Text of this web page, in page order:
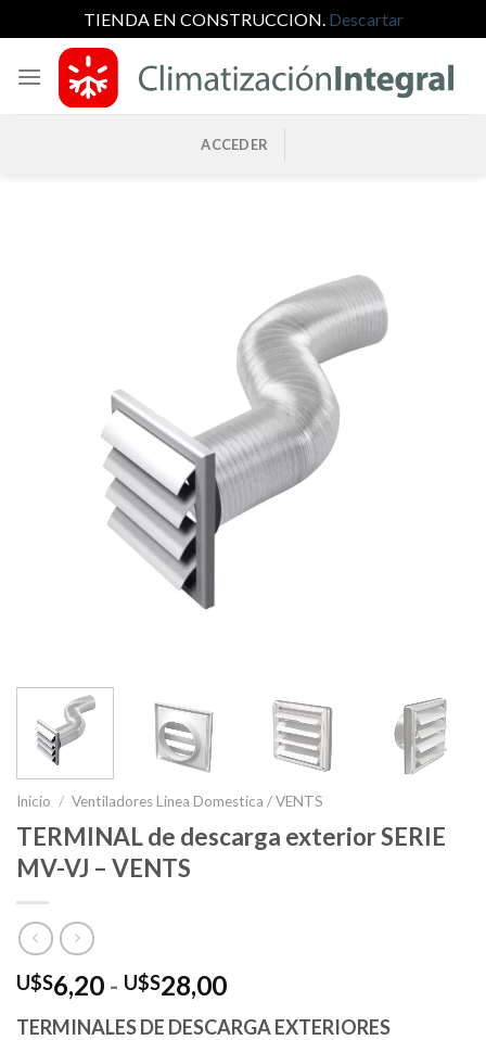
TIENDA EN CONSTRUCCION. Descartar
contenido
ACCEDER
Inicio / Ventiladores Linea Domestica / VENTS
TERMINAL de descarga exterior SERIE
MV-VJ – VENTS
U$S6,20 - U$S28,00Rango
TERMINALES DE DESCARGA EXTERIORES